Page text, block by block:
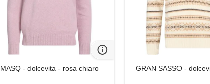
MASQ - dolcevita - rosa chiaro GRAN SASSO -